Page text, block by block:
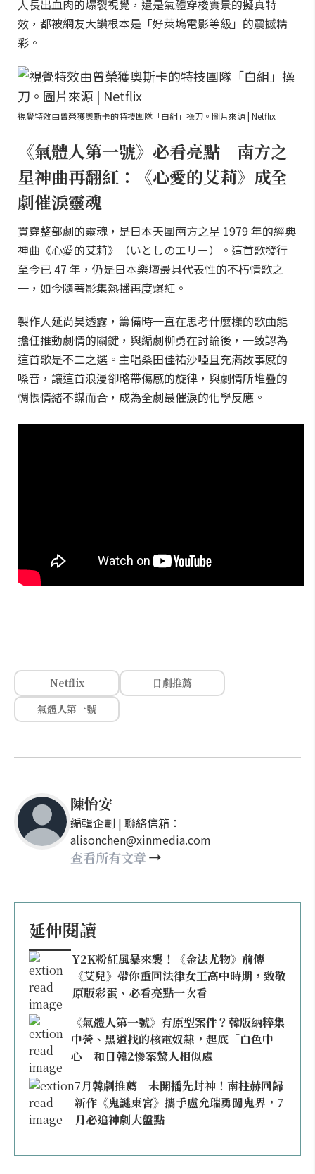
人長出血肉的爆裂視覺，還是氣體穿梭實景的擬真特
效，都被網友大讚根本是「好萊塢電影等級」的震撼精
彩。
視覺特效由曾榮獲奧斯卡的特技團隊「白組」操刀。圖片來源 | Netflix
《氣體人第一號》必看亮點｜南方之
星神曲再翻紅：《心愛的艾莉》成全
劇催淚靈魂
貫穿整部劇的靈魂，是日本天團南方之星 1979 年的經典
神曲《心愛的艾莉》（いとしのエリー）。這首歌發行
至今已 47 年，仍是日本樂壇最具代表性的不朽情歌之
一，如今隨著影集熱播再度爆紅。
製作人延尚昊透露，籌備時一直在思考什麼樣的歌曲能
擔任推動劇情的關鍵，與編劇柳勇在討論後，一致認為
這首歌是不二之選。主唱桑田佳祐沙啞且充滿故事感的
嗓音，讓這首浪漫卻略帶傷感的旋律，與劇情所堆疊的
惆悵情緒不謀而合，成為全劇最催淚的化學反應。
Netflix
日劇推薦
氣體人第一號
陳怡安
編輯企劃 | 聯絡信箱：
alisonchen@xinmedia.com
查看所有文章
延伸閱讀
Y2K粉紅風暴來襲！《金法尤物》前傳
《艾兒》帶你重回法律女王高中時期，致敬
原版彩蛋、必看亮點一次看
《氣體人第一號》有原型案件？韓版納粹集
中營、黑道找的核電奴隸，起底「白色中
心」和日韓2慘案驚人相似處
7月韓劇推薦｜未開播先封神！南柱赫回歸
新作《鬼謎東宮》攜手盧允瑞勇闖鬼界，7
月必追神劇大盤點